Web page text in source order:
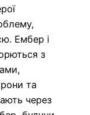
Ембер і
з
та
через